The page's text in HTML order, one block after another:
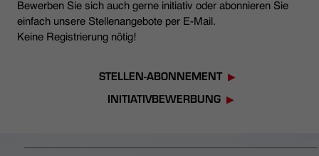
Bewerben Sie sich auch gerne initiativ oder abonnieren Sie
einfach unsere Stellenangebote per E-Mail.
Keine Registrierung nötig!
STELLEN-ABONNEMENT
INITIATIVBEWERBUNG